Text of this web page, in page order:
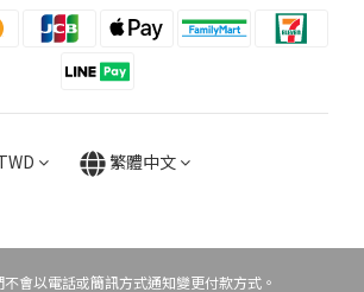
繁體中文
會以電話或簡訊方式通知變更付款方式。